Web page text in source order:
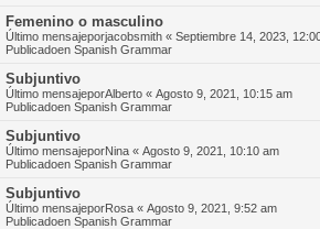
Femenino o masculino
Último mensajeporjacobsmith « Septiembre 14, 2023,
Publicadoen Spanish Grammar
Subjuntivo
Último mensajeporAlberto « Agosto 9, 2021, 10:15 am
Publicadoen Spanish Grammar
Subjuntivo
Último mensajeporNina « Agosto 9, 2021, 10:10 am
Publicadoen Spanish Grammar
Subjuntivo
Último mensajeporRosa « Agosto 9, 2021, 9:52 am
Publicadoen Spanish Grammar